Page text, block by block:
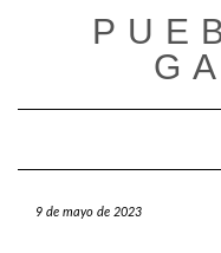
9 de mayo de 2023